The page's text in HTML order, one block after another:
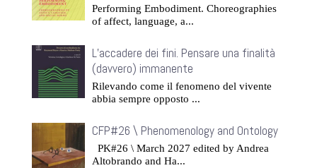
Performing Embodiment. Choreographies
of affect, language, a...
L’accadere dei fini. Pensare una finalità
(davvero) immanente
Rilevando come il fenomeno del vivente
abbia sempre opposto ...
CFP#26 \ Phenomenology and Ontology
PK#26 \ March 2027 edited by Andrea
Altobrando and Ha...